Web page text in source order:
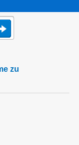
zu